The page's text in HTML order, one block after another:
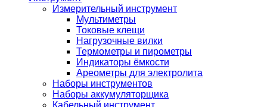
Измерительный инструмент
Мультиметры
Токовые клещи
Нагрузочные вилки
Термометры и пирометры
Индикаторы ёмкости
Ареометры для электролита
Наборы инструментов
Наборы аккумуляторщика
Кабельный инструмент